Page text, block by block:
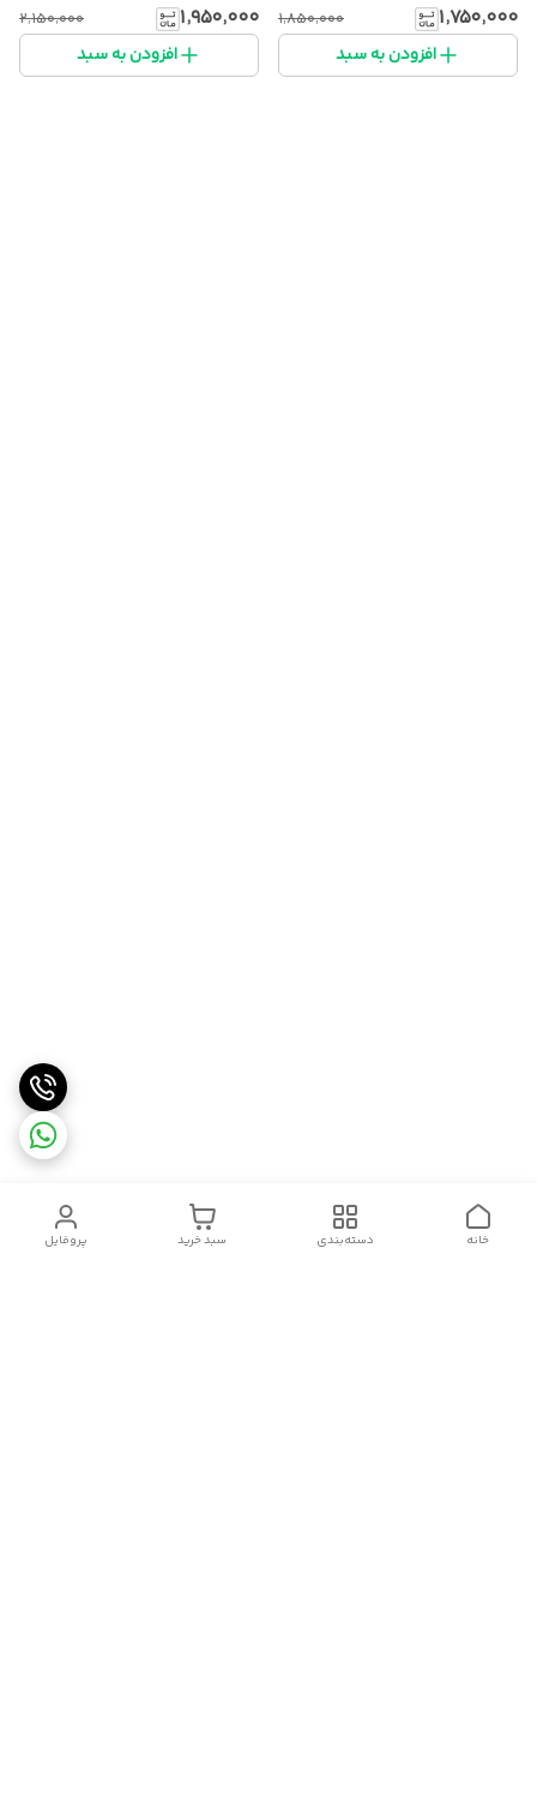
۱٬۷۵۰٬۰۰۰ ۱٬۸۵۰٬۰۰۰
افزودن به سبد
۱٬۹۵۰٬۰۰۰ ۲٬۱۵۰٬۰۰۰
افزودن به سبد
پروفایل سبد خرید دسته‌بندی خانه